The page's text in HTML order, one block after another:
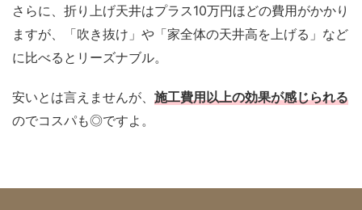
さらに、折り上げ天井はプラス10万円ほどの費用がかかり
ますが、「吹き抜け」や「家全体の天井高を上げる」など
に比べるとリーズナブル。
安いとは言えませんが、 施工費用以上の効果が感じられる
のでコスパも◎ですよ。